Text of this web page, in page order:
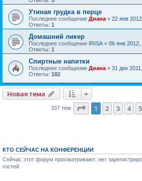
Утиная грудка в перце
Последнее сообщение Диана « 22 янв
Ответы: 1
Домашний ликер
Последнее сообщение IRISA « 06 янв 2012,
Ответы: 1
Спиртные напитки
Последнее сообщение Диана « 31 дек
Ответы: 182
Новая тема
337 тем Страница из
1 2 3 4 5
КТО СЕЙЧАС НА КОНФЕРЕНЦИИ
Сейчас этот форум просматривают: нет
гостей